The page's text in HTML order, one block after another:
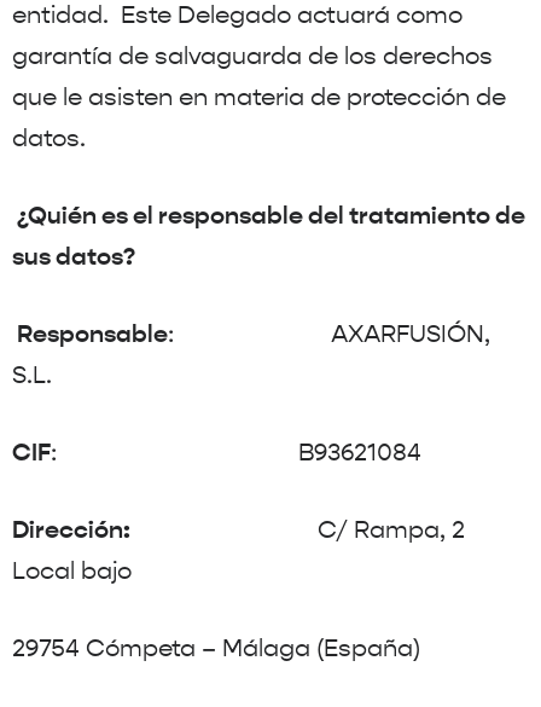
entidad. Este Delegado actuará como
garantía de salvaguarda de los derechos
que le asisten en materia de protección de
datos.
¿Quién es el responsable del tratamiento de
sus datos?
Responsable: AXARFUSIÓN,
S.L.
CIF: B93621084
Dirección: C/ Rampa, 2
Local bajo
29754 Cómpeta – Málaga (España)